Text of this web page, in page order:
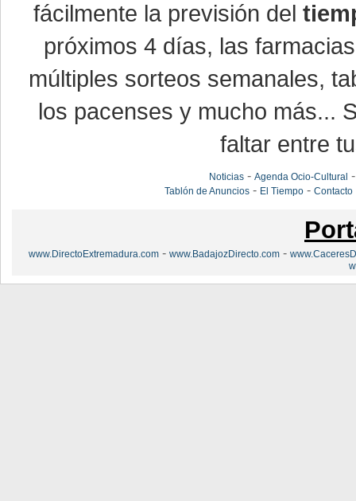
fácilmente la previsión del
próximos 4 días, las
múltiples sorteos semanales,
los pacenses y mucho más...
faltar entre
Noticias -Agenda Ocio-Cultural
Tablón de Anuncios - El Tiempo -Contacto
www.DirectoExtremadura.com - www.BadajozDirecto.com -